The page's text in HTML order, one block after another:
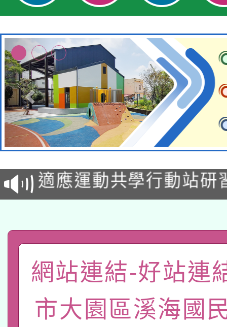
本校115學年度第2次
招甄選結果公告(無人
招)
適應運動共學行動站研
本館辦理115年度閱讀
暨閱讀推動專業研習
A3數位素養講師名單
「數位內容與教學軟體
pilot」
有關大陸委員會函釋公
網站連結-好站連
市大園區溪海國